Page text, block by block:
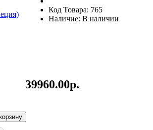
Код Товара: 765
Наличие: В наличии
39960.00р.